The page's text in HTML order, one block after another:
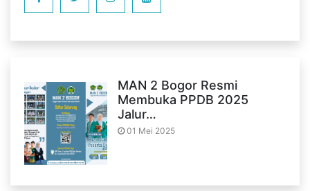
MAN 2 Bogor Resmi
Membuka PPDB 2025
Jalur…
01 Mei 2025